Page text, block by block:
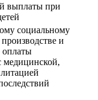
выплаты при
социальному
и
оплаты
медицинской,